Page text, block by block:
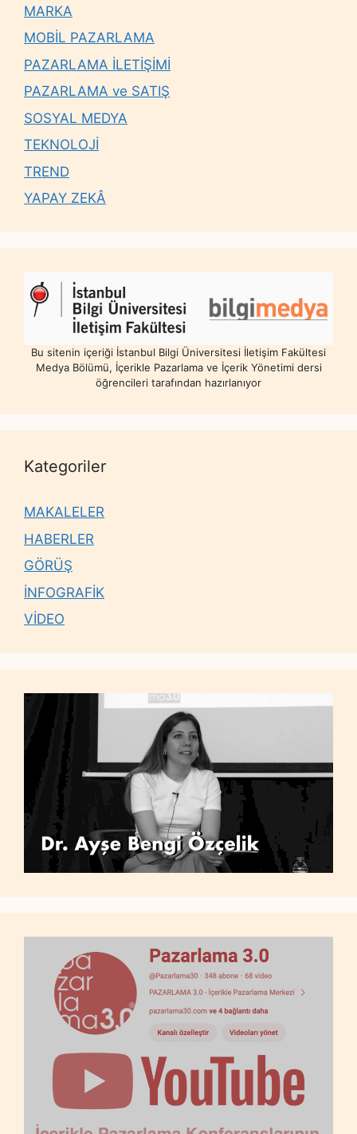
MARKA
MOBİL PAZARLAMA
PAZARLAMA İLETİŞİMİ
PAZARLAMA ve SATIŞ
SOSYAL MEDYA
TEKNOLOJİ
TREND
YAPAY ZEKÂ
Bu sitenin içeriği İstanbul Bilgi Üniversitesi İletişim Fakültesi
Medya Bölümü, İçerikle Pazarlama ve İçerik Yönetimi dersi
öğrencileri tarafından hazırlanıyor
Kategoriler
MAKALELER
HABERLER
GÖRÜŞ
İNFOGRAFİK
VİDEO